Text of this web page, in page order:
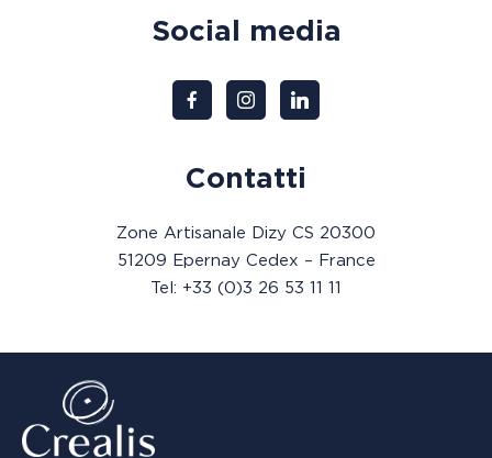
Social media
Contatti
Zone Artisanale Dizy CS 20300
51209 Epernay Cedex – France
Tel: +33 (0)3 26 53 11 11